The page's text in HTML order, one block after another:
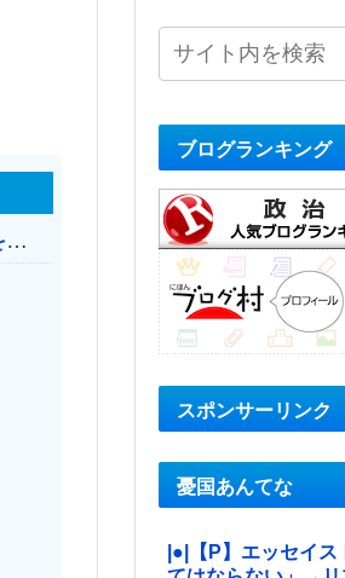
【消費税率1％】 「下げるのが筋なんですけど…」消費減税で値下がりする分と同じだけ商品を値上げして店頭価格を変えない店も
ブログランキング
スポンサーリンク
憂国あんてな
|●|【P】エッセイ